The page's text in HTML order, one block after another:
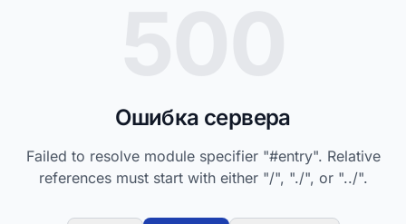
Ошибка сервера
Failed to resolve module specifier "#entry". Relative
references must start with either "/", "./", or "../".